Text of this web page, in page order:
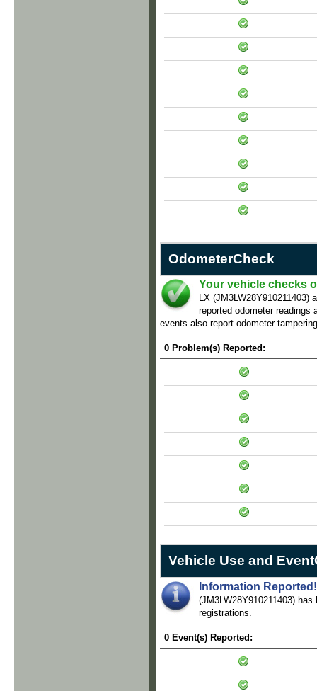
OdometerCheck
Your vehicle checks
LX
reported odometer readings
events also report odometer
0 Problem(s) Reported:
Vehicle Use and
Information Reported!
(JM3LW28Y910211403)
registrations.
0 Event(s) Reported: